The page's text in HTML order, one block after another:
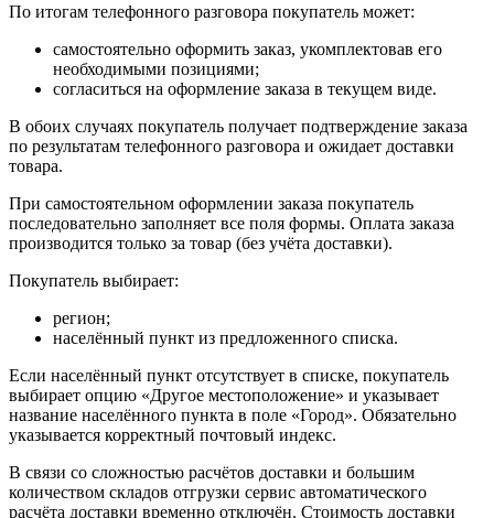
По итогам телефонного разговора покупатель может:
самостоятельно оформить заказ, укомплектовав его
необходимыми позициями;
согласиться на оформление заказа в текущем виде.
В обоих случаях покупатель получает подтверждение заказа
по результатам телефонного разговора и ожидает доставки
товара.
При самостоятельном оформлении заказа покупатель
последовательно заполняет все поля формы. Оплата заказа
производится только за товар (без учёта доставки).
Покупатель выбирает:
регион;
населённый пункт из предложенного списка.
Если населённый пункт отсутствует в списке, покупатель
выбирает опцию «Другое местоположение» и указывает
название населённого пункта в поле «Город». Обязательно
указывается корректный почтовый индекс.
В связи со сложностью расчётов доставки и большим
количеством складов отгрузки сервис автоматического
расчёта доставки временно отключён. Стоимость доставки